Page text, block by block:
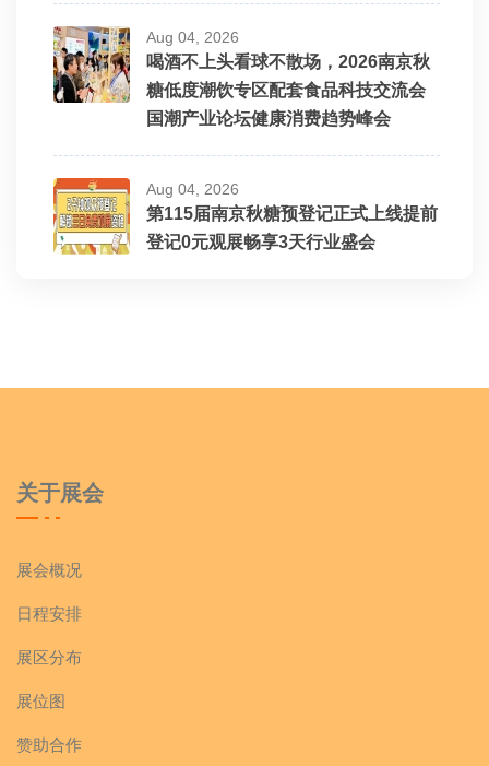
Aug 04, 2026
喝酒不上头看球不散场，2026南京秋
糖低度潮饮专区配套食品科技交流会
国潮产业论坛健康消费趋势峰会
Aug 04, 2026
第115届南京秋糖预登记正式上线提前
登记0元观展畅享3天行业盛会
关于展会
展会概况
日程安排
展区分布
展位图
赞助合作